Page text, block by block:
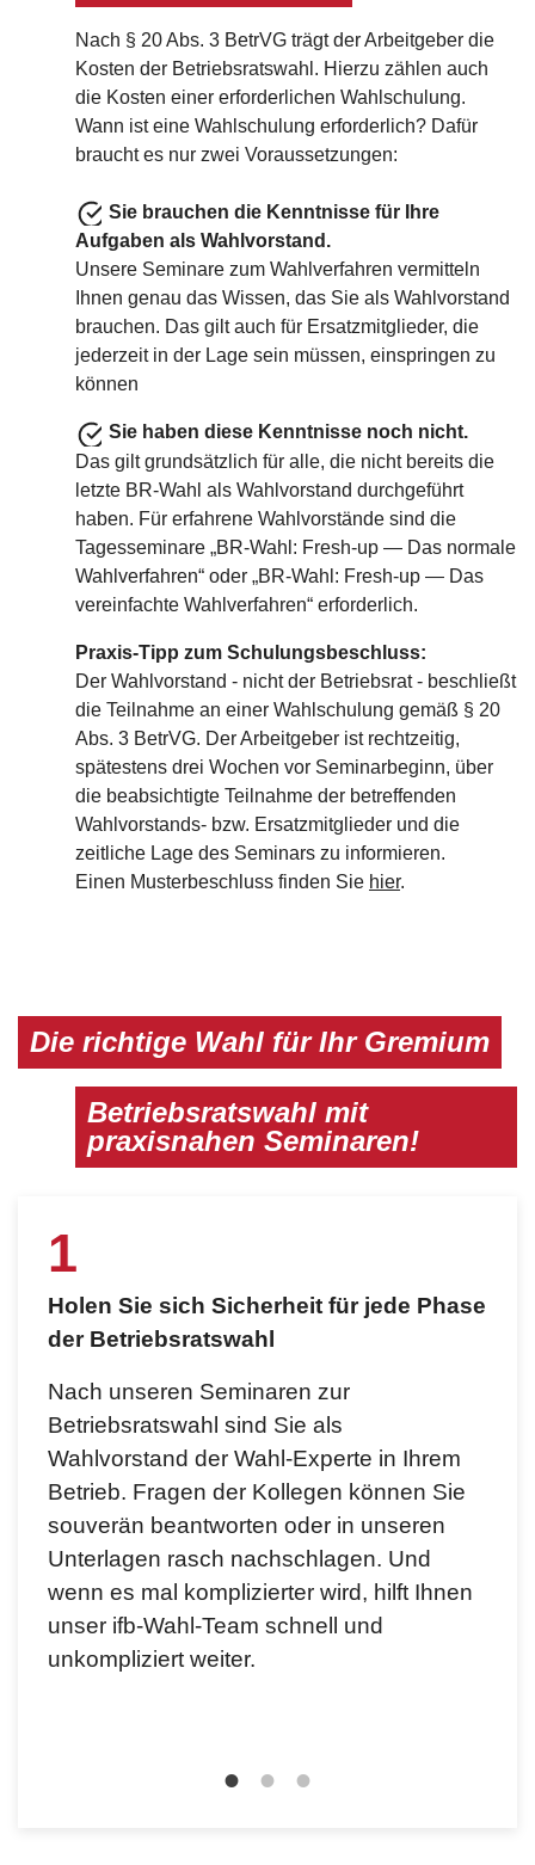
Nach § 20 Abs. 3 BetrVG trägt der Arbeitgeber die
Kosten der Betriebsratswahl. Hierzu zählen auch
die Kosten einer erforderlichen Wahlschulung.
Wann ist eine Wahlschulung erforderlich? Dafür
braucht es nur zwei Voraussetzungen:
Sie brauchen die Kenntnisse für Ihre
Aufgaben als Wahlvorstand.
Unsere Seminare zum Wahlverfahren vermitteln
Ihnen genau das Wissen, das Sie als Wahlvorstand
brauchen. Das gilt auch für Ersatzmitglieder, die
jederzeit in der Lage sein müssen, einspringen zu
können
Sie haben diese Kenntnisse noch nicht.
Das gilt grundsätzlich für alle, die nicht bereits die
letzte BR-Wahl als Wahlvorstand durchgeführt
haben. Für erfahrene Wahlvorstände sind die
Tagesseminare „BR-Wahl: Fresh-up — Das normale
Wahlverfahren“ oder „BR-Wahl: Fresh-up — Das
vereinfachte Wahlverfahren“ erforderlich.
Praxis-Tipp zum Schulungsbeschluss:
Der Wahlvorstand - nicht der Betriebsrat - beschließt
die Teilnahme an einer Wahlschulung gemäß § 20
Abs. 3 BetrVG. Der Arbeitgeber ist rechtzeitig,
spätestens drei Wochen vor Seminarbeginn, über
die beabsichtigte Teilnahme der betreffenden
Wahlvorstands- bzw. Ersatzmitglieder und die
zeitliche Lage des Seminars zu informieren.
Einen Musterbeschluss finden Sie hier.
Die richtige Wahl für Ihr Gremium
Betriebsratswahl mit
praxisnahen Seminaren!
1
Holen Sie sich Sicherheit für jede Phase
der Betriebsratswahl
Nach unseren Seminaren zur
Betriebsratswahl sind Sie als
Wahlvorstand der Wahl-Experte in Ihrem
Betrieb. Fragen der Kollegen können Sie
souverän beantworten oder in unseren
Unterlagen rasch nachschlagen. Und
wenn es mal komplizierter wird, hilft Ihnen
unser ifb-Wahl-Team schnell und
unkompliziert weiter.